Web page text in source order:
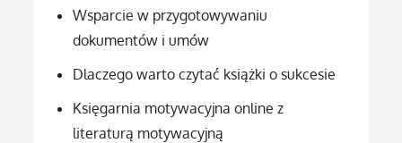
Wsparcie w przygotowywaniu
dokumentów i umów
Dlaczego warto czytać książki o sukcesie
Księgarnia motywacyjna online z
literaturą motywacyjną